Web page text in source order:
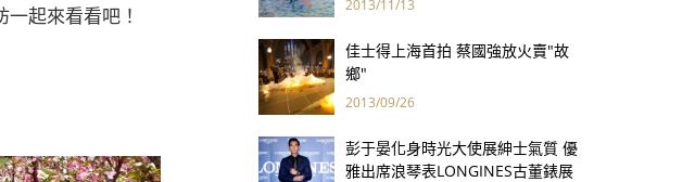
起來看看吧！
2013/11/13
佳士得上海首拍 蔡國強放火賣"故
鄉"
2013/09/26
彭于晏化身時光大使展紳士氣質 優
雅出席浪琴表LONGINES古董錶展